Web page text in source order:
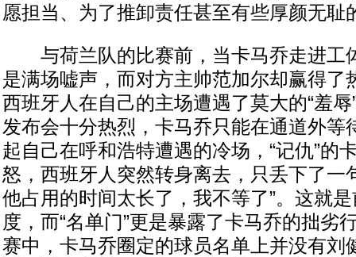
愿担当、为了推卸责任甚至有些厚颜无耻
与荷兰队的比赛前，当卡马乔走进工
是满场嘘声，而对方主帅范加尔却赢得了
西班牙人在自己的主场遭遇了莫大的“羞
发布会十分热烈，卡马乔只能在通道外等
起自己在呼和浩特遭遇的冷场，“记仇”的
怒，西班牙人突然转身离去，只丢下了一
他占用的时间太长了，我不等了”。这就
度，而“名单门”更是暴露了卡马乔的拙劣
赛中，卡马乔圈定的球员名单上并没有刘